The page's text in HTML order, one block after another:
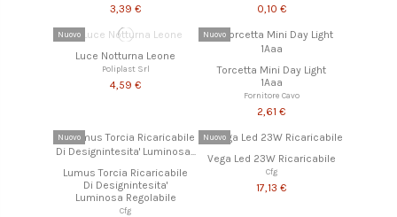
3,39 € 0,10 €
Nuovo
Luce Notturna Leone
Poliplast Srl
4,59 €
Nuovo
Torcetta Mini Day Light
1Aaa
Fornitore Cavo
2,61 €
Nuovo
Lumus Torcia Ricaricabile
Di Designintesita'
Luminosa Regolabile
Cfg
Nuovo
Vega Led 23W Ricaricabile
Cfg
17,13 €